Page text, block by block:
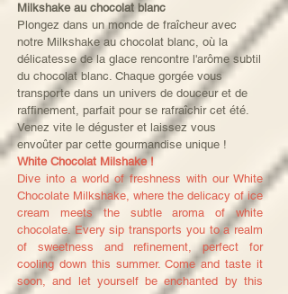
Milkshake au chocolat blanc
Plongez dans un monde de fraîcheur avec
notre Milkshake au chocolat blanc, où la
délicatesse de la glace rencontre l'arôme subtil
du chocolat blanc. Chaque gorgée vous
transporte dans un univers de douceur et de
raffinement, parfait pour se rafraîchir cet été.
Venez vite le déguster et laissez vous
envoûter par cette gourmandise unique !
White Chocolat Milshake !
Dive into a world of freshness with our White
Chocolate Milkshake, where the delicacy of ice
cream meets the subtle aroma of white
chocolate. Every sip transports you to a realm
of sweetness and refinement, perfect for
cooling down this summer. Come and taste it
soon, and let yourself be enchanted by this